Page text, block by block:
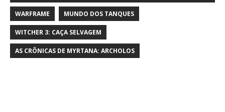
WARFRAME MUNDO DOS TANQUES
WITCHER 3: CAÇA SELVAGEM
AS CRÔNICAS DE MYRTANA: ARCHOLOS